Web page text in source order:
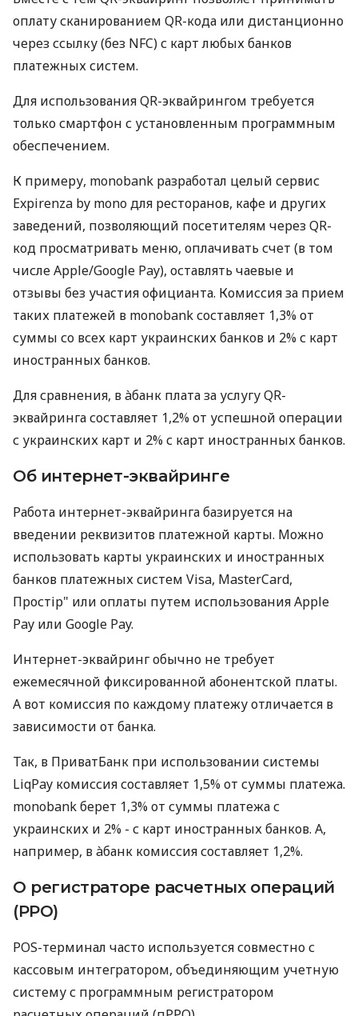
оплату сканированием QR-кода или дистанционно
через ссылку (без NFC) с карт любых банков
платежных систем.
Для использования QR-эквайрингом требуется
только смартфон с установленным программным
обеспечением.
К примеру, monobank разработал целый сервис
Expirenza by mono для ресторанов, кафе и других
заведений, позволяющий посетителям через QR-
код просматривать меню, оплачивать счет (в том
числе Apple/Google Pay), оставлять чаевые и
отзывы без участия официанта. Комиссия за прием
таких платежей в monobank составляет 1,3% от
суммы со всех карт украинских банков и 2% с карт
иностранных банков.
Для сравнения, в àбанк плата за услугу QR-
эквайринга составляет 1,2% от успешной операции
с украинских карт и 2% с карт иностранных банков.
Об интернет-эквайринге
Работа интернет-эквайринга базируется на
введении реквизитов платежной карты. Можно
использовать карты украинских и иностранных
банков платежных систем Visa, MasterCard,
Простір" или оплаты путем использования Apple
Pay или Google Pay.
Интернет-эквайринг обычно не требует
ежемесячной фиксированной абонентской платы.
А вот комиссия по каждому платежу отличается в
зависимости от банка.
Так, в ПриватБанк при использовании системы
LiqPay комиссия составляет 1,5% от суммы платежа.
monobank берет 1,3% от суммы платежа с
украинских и 2% - с карт иностранных банков. А,
например, в àбанк комиссия составляет 1,2%.
О регистраторе расчетных операций
(РРО)
POS-терминал часто используется совместно с
кассовым интегратором, объединяющим учетную
систему с программным регистратором